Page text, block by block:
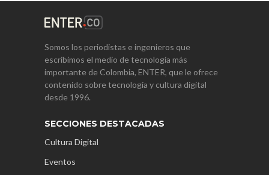
Somos los periodistas e ingenieros que
escribimos el medio de tecnología más
importante de Colombia, ENTER, que le ofrece
contenido sobre tecnología y cultura digital
desde 1996.
SECCIONES DESTACADAS
Cultura Digital
Eventos